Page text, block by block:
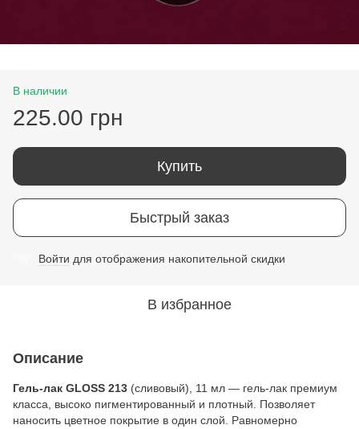
В наличии
225.00 грн
Купить
Быстрый заказ
Войти для отображения накопительной скидки
В избранное
Описание
Гель-лак GLOSS 213 (сливовый), 11 мл — гель-лак премиум
класса, высоко пигментированный и плотный. Позволяет
наносить цветное покрытие в один слой. Равномерно